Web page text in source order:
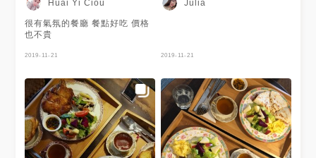
Huai Yi Ciou
很有氣氛的餐廳 餐點好吃 價格
也不貴
2019-11-21
Julia
2019-11-21